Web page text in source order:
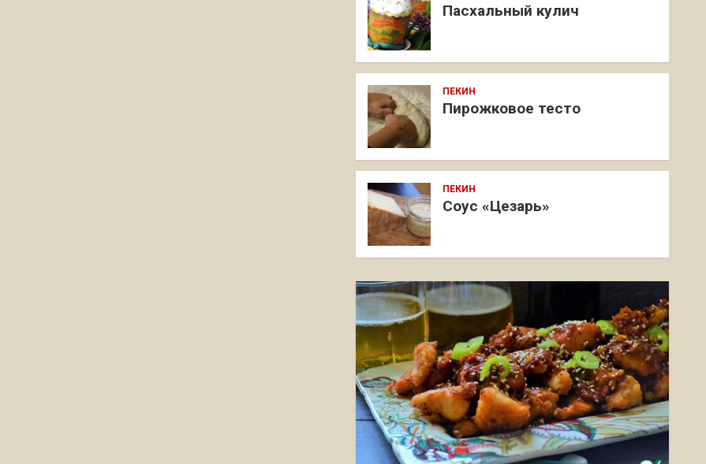
Пасхальный кулич
ПЕКИН
Пирожковое тесто
ПЕКИН
Соус «Цезарь»